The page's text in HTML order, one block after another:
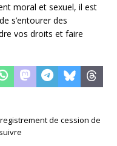
moral et sexuel, il est
s’entourer des
vos droits et faire
de cession de